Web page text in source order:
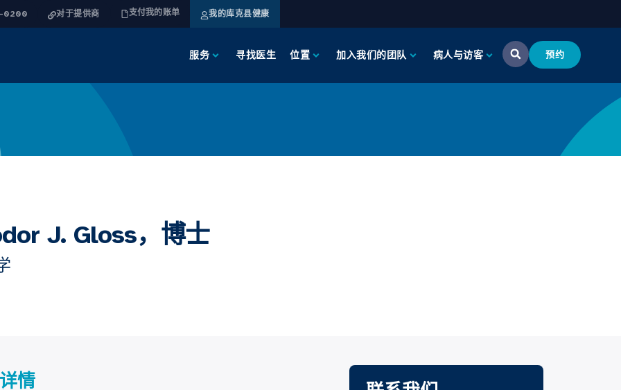
0200 对于提供商 支付我的账单 我的库克县健康
服务 寻找医生 位置 加入我们的团队 病人与访客 预约
J. Gloss，博士
情